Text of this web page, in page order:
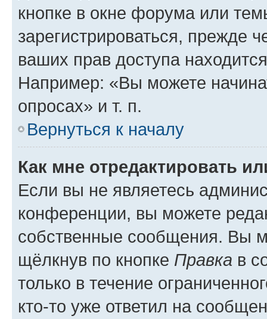
кнопке в окне форума или
зарегистрироваться, прежде
ваших прав доступа
Например: «Вы можете
опросах» и т. п.
Вернуться к началу
Как мне отредактировать
Если вы не являетесь
конференции, вы можете
собственные сообщения. Вы
щёлкнув по кнопке Правка в
только в течение
кто-то уже ответил на